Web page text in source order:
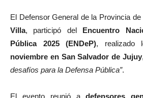
El Defensor General de la Provincia de
Villa, participó del Encuentro
Pública 2025 (ENDeP),
noviembre en San Salvador de Jujuy
desafíos para la Defensa Pública”.